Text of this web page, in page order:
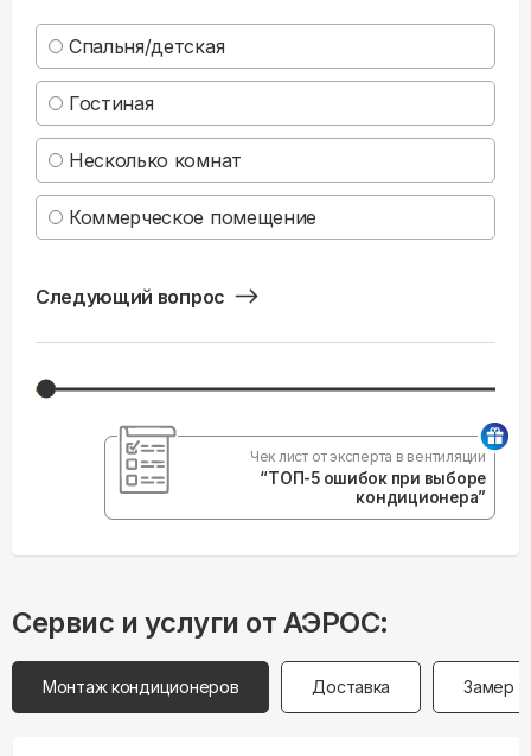
Спальня/детская
Гостиная
Несколько комнат
Коммерческое помещение
Следующий вопрос
Чек лист от эксперта в вентиляции
“ТОП-5 ошибок при выборе
кондиционера”
Сервис и услуги от АЭРОС:
Монтаж кондиционеров Доставка Замер